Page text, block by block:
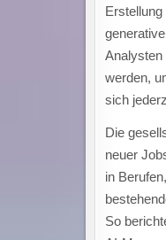
Analysten
werden,
sich
Die
neuer
in
So